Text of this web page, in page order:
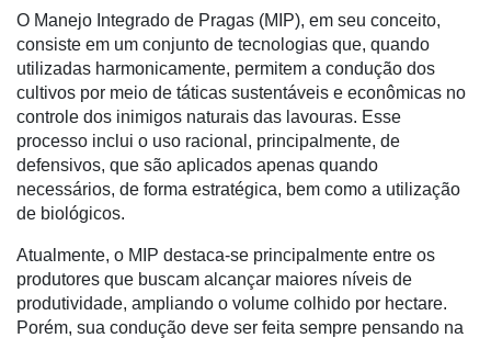
Notícias
Destaque
Mercado
Troca
Cadeira
Artigos
O Manejo Integrado de Pragas (MIP), em seu conceito,
consiste em um conjunto de tecnologias que, quando
utilizadas harmonicamente, permitem a condução dos
cultivos por meio de táticas sustentáveis e econômicas no
controle dos inimigos naturais das lavouras. Esse
processo inclui o uso racional, principalmente, de
defensivos, que são aplicados apenas quando
necessários, de forma estratégica, bem como a utilização
de biológicos.
Atualmente, o MIP destaca-se principalmente entre os
produtores que buscam alcançar maiores níveis de
produtividade, ampliando o volume colhido por hectare.
Porém, sua condução deve ser feita sempre pensando na